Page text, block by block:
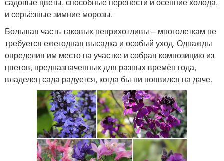
и серьёзные зимние морозы.
Большая часть таковых неприхотливы – многолеткам не
требуется ежегодная высадка и особый уход. Однажды
определив им место на участке и собрав композицию из
цветов, предназначенных для разных времён года,
владелец сада радуется, когда бы ни появился на даче.